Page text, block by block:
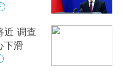
近 调查
下滑